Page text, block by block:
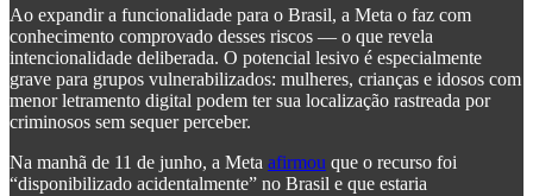
Ao expandir a funcionalidade para o Brasil, a Meta o faz com
conhecimento comprovado desses riscos — o que revela
intencionalidade deliberada. O potencial lesivo é especialmente
grave para grupos vulnerabilizados: mulheres, crianças e idosos com
menor letramento digital podem ter sua localização rastreada por
criminosos sem sequer perceber.
Na manhã de 11 de junho, a Meta afirmou que o recurso foi
“disponibilizado acidentalmente” no Brasil e que estaria